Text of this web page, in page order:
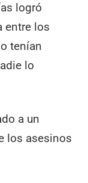
logró
entre los
tenían
lo
a un
los asesinos